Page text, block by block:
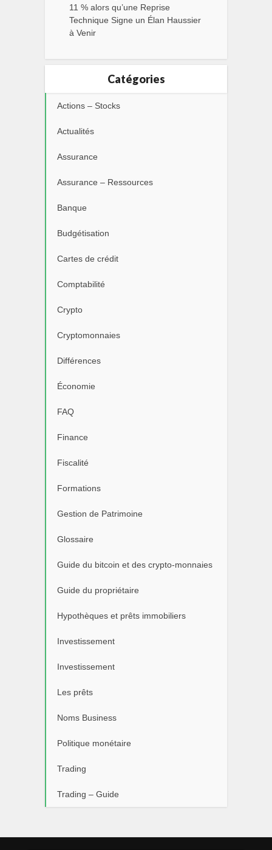
11 % alors qu’une Reprise
Technique Signe un Élan Haussier
à Venir
Catégories
Actions – Stocks
Actualités
Assurance
Assurance – Ressources
Banque
Budgétisation
Cartes de crédit
Comptabilité
Crypto
Cryptomonnaies
Différences
Économie
FAQ
Finance
Fiscalité
Formations
Gestion de Patrimoine
Glossaire
Guide du bitcoin et des crypto-monnaies
Guide du propriétaire
Hypothèques et prêts immobiliers
Investissement
Investissement
Les prêts
Noms Business
Politique monétaire
Trading
Trading – Guide